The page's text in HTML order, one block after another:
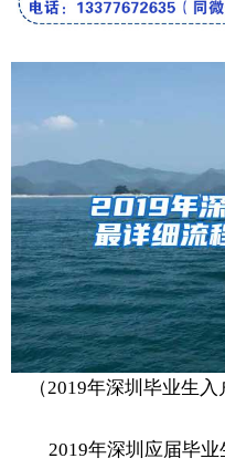
（2019年深圳毕业生
2019年深圳应届毕业